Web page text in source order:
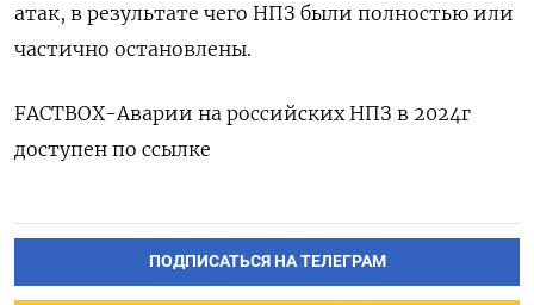
атак, в результате чего НПЗ были полностью или
частично остановлены.
FACTBOX-Аварии на российских НПЗ в 2024г
доступен по ссылке
ПОДПИСАТЬСЯ НА ТЕЛЕГРАМ